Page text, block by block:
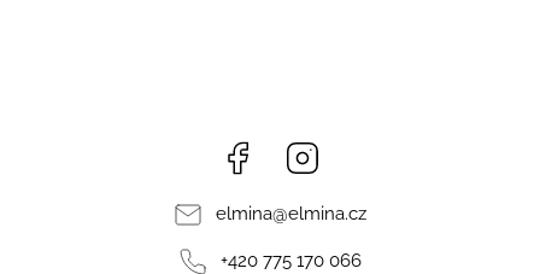
Facebook
elmina@elmina.cz
+420 775 170 066